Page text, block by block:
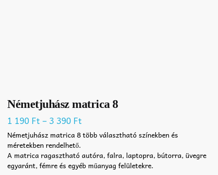
Németjuhász matrica 8
1 190 Ft– 3 390 Ft
Németjuhász matrica 8 több választható színekben és
méretekben rendelhető.
A matrica ragasztható autóra, falra, laptopra, bútorra, üvegre
egyaránt, fémre és egyéb műanyag felületekre.